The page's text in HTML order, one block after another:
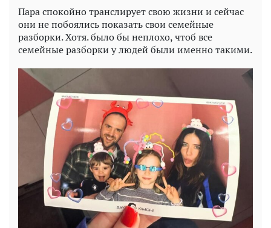
Пара спокойно транслирует свою жизни и сейчас
они не побоялись показать свои семейные
разборки. Хотя. было бы неплохо, чтоб все
семейные разборки у людей были именно такими.